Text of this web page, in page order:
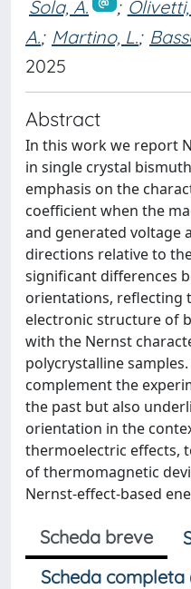
Sola, A.
; Olivetti,
A.; Martino, L.;
2025
Abstract
In this work we report
in single crystal
emphasis on the
coefficient when the
and generated voltage
directions relative to
significant differences
orientations, reflecting
electronic structure of
with the Nernst
polycrystalline
complement the
the past but also
orientation in the
thermoelectric effects,
of thermomagnetic
Nernst-effect-based
Scheda breve
Scheda completa